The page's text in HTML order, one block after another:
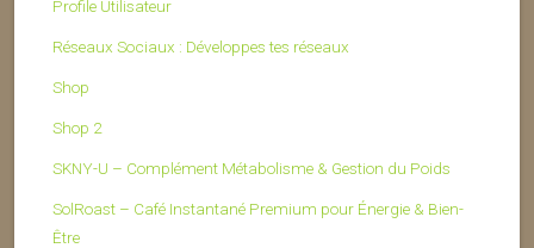
Profile Utilisateur
Réseaux Sociaux : Développes tes réseaux
Shop
Shop 2
SKNY-U – Complément Métabolisme & Gestion du Poids
SolRoast – Café Instantané Premium pour Énergie & Bien-
Être